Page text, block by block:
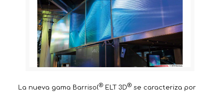
La nueva gama Barrisol®ELT 3D®se caracteriza por